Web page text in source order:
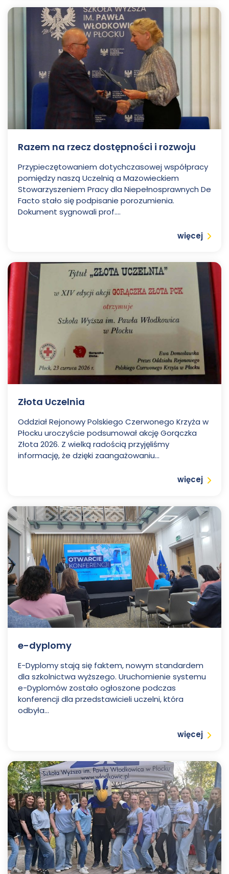
Razem na rzecz dostępności i rozwoju
Przypieczętowaniem dotychczasowej współpracy
pomiędzy naszą Uczelnią a Mazowieckiem
Stowarzyszeniem Pracy dla Niepełnosprawnych De
Facto stało się podpisanie porozumienia.
Dokument sygnowali prof....
Czytaj
więcej
Złota Uczelnia
Oddział Rejonowy Polskiego Czerwonego Krzyża w
Płocku uroczyście podsumował akcję Gorączka
Złota 2026. Z wielką radością przyjęliśmy
informację, że dzięki zaangażowaniu...
Czytaj
więcej
e-dyplomy
E-Dyplomy stają się faktem, nowym standardem
dla szkolnictwa wyższego. Uruchomienie systemu
e-Dyplomów zostało ogłoszone podczas
konferencji dla przedstawicieli uczelni, która
odbyła...
Czytaj
więcej